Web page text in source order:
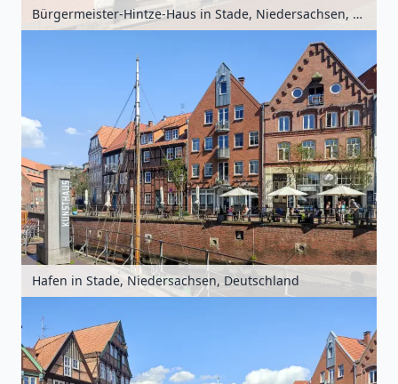
Bürgermeister-Hintze-Haus in Stade, Niedersachsen, Deutschland
Hafen in Stade, Niedersachsen, Deutschland